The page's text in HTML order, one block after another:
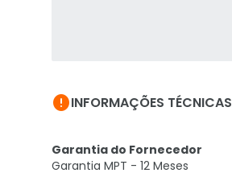
INFORMAÇÕES TÉCNICAS
Garantia do Fornecedor
Garantia MPT - 12 Meses